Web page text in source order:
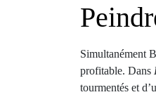
Simultanément
profitable. Dans
tourmentés et